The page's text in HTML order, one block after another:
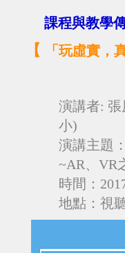
課程與教學
【
「玩虛實，
演講者: 張
小)
演講主題
~AR、VR
時間：
地點：視